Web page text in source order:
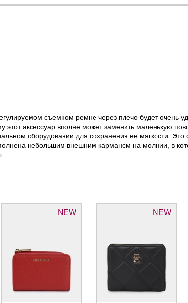
съемном ремне через плечо будет очень
этот аксессуар вполне может заменить маленькую
оборудовании для сохранения ее мягкости. Это
небольшим внешним карманом на молнии, в
NEW NEW